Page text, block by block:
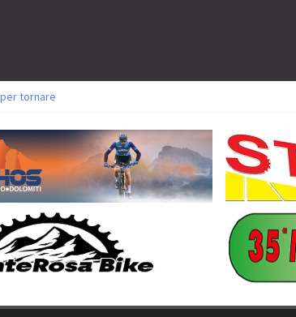
tornare
Grossmann e Gallis. Signorelli 5^ la migliore tra gli italiani
sfida agonistica di una leggendaria storia
il secondo argento azzurro a Monteceneri